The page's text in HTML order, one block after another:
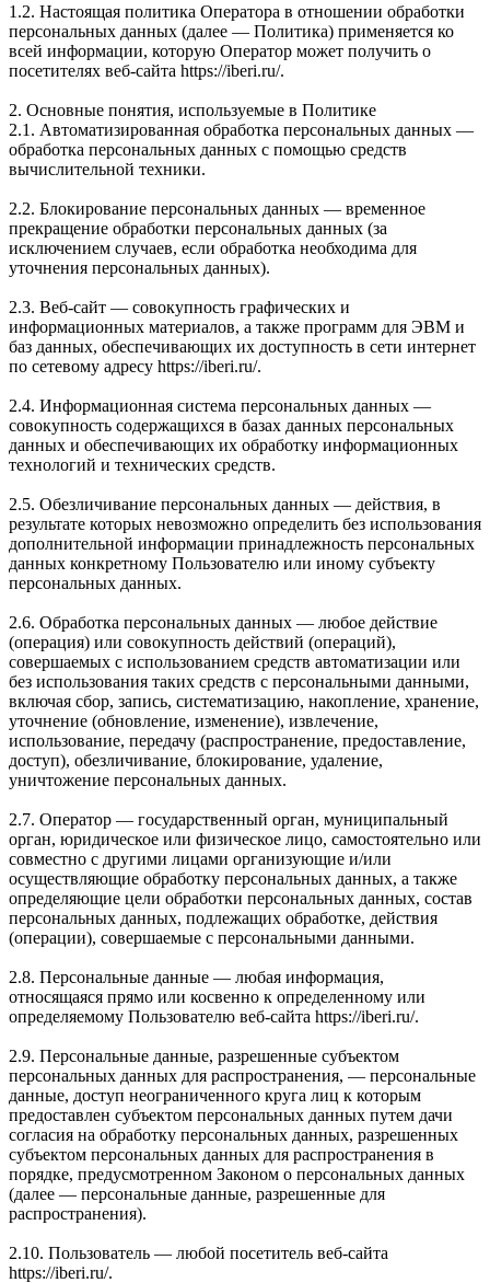
1.2. Настоящая политика Оператора в отношении обработки
персональных данных (далее — Политика) применяется ко
всей информации, которую Оператор может получить о
посетителях веб-сайта https://iberi.ru/.
2. Основные понятия, используемые в Политике
2.1. Автоматизированная обработка персональных данных —
обработка персональных данных с помощью средств
вычислительной техники.
2.2. Блокирование персональных данных — временное
прекращение обработки персональных данных (за
исключением случаев, если обработка необходима для
уточнения персональных данных).
2.3. Веб-сайт — совокупность графических и
информационных материалов, а также программ для ЭВМ и
баз данных, обеспечивающих их доступность в сети интернет
по сетевому адресу https://iberi.ru/.
2.4. Информационная система персональных данных —
совокупность содержащихся в базах данных персональных
данных и обеспечивающих их обработку информационных
технологий и технических средств.
2.5. Обезличивание персональных данных — действия, в
результате которых невозможно определить без использования
дополнительной информации принадлежность персональных
данных конкретному Пользователю или иному субъекту
персональных данных.
2.6. Обработка персональных данных — любое действие
(операция) или совокупность действий (операций),
совершаемых с использованием средств автоматизации или
без использования таких средств с персональными данными,
включая сбор, запись, систематизацию, накопление, хранение,
уточнение (обновление, изменение), извлечение,
использование, передачу (распространение, предоставление,
доступ), обезличивание, блокирование, удаление,
уничтожение персональных данных.
2.7. Оператор — государственный орган, муниципальный
орган, юридическое или физическое лицо, самостоятельно или
совместно с другими лицами организующие и/или
осуществляющие обработку персональных данных, а также
определяющие цели обработки персональных данных, состав
персональных данных, подлежащих обработке, действия
(операции), совершаемые с персональными данными.
2.8. Персональные данные — любая информация,
относящаяся прямо или косвенно к определенному или
определяемому Пользователю веб-сайта https://iberi.ru/.
2.9. Персональные данные, разрешенные субъектом
персональных данных для распространения, — персональные
данные, доступ неограниченного круга лиц к которым
предоставлен субъектом персональных данных путем дачи
согласия на обработку персональных данных, разрешенных
субъектом персональных данных для распространения в
порядке, предусмотренном Законом о персональных данных
(далее — персональные данные, разрешенные для
распространения).
2.10. Пользователь — любой посетитель веб-сайта
https://iberi.ru/.